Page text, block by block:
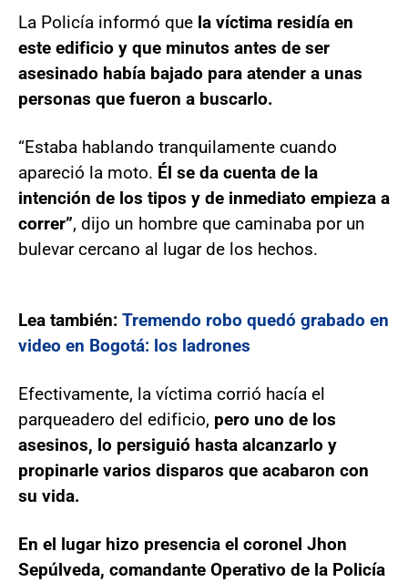
La Policía informó que la víctima residía en
este edificio y que minutos antes de ser
asesinado había bajado para atender a unas
personas que fueron a buscarlo.
“Estaba hablando tranquilamente cuando
apareció la moto. Él se da cuenta de la
intención de los tipos y de inmediato empieza a
correr”, dijo un hombre que caminaba por un
bulevar cercano al lugar de los hechos.
Lea también: Tremendo robo quedó grabado en
video en Bogotá: los ladrones
Efectivamente, la víctima corrió hacía el
parqueadero del edificio, pero uno de los
asesinos, lo persiguió hasta alcanzarlo y
propinarle varios disparos que acabaron con
su vida.
En el lugar hizo presencia el coronel Jhon
Sepúlveda, comandante Operativo de la Policía